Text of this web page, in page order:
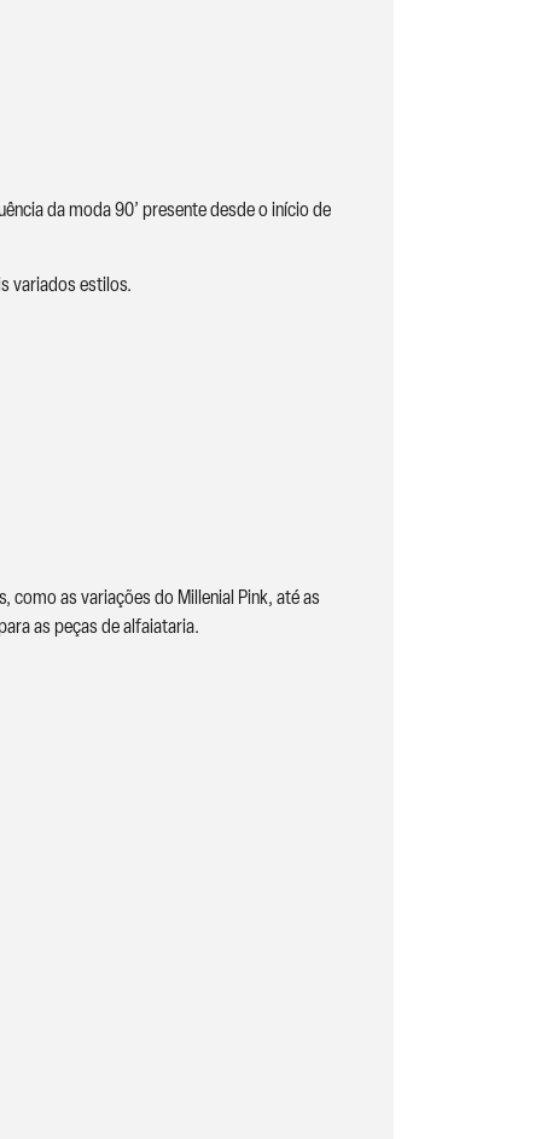
da moda 90’ presente desde o início de
variados estilos.
as variações do Millenial Pink, até as
as peças de alfaiataria.